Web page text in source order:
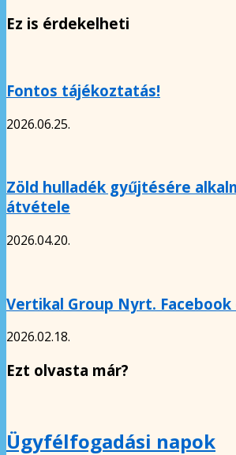
Ez is érdekelheti
Fontos tájékoztatás!
2026.06.25.
Zöld hulladék gyűjtésére
átvétele
2026.04.20.
Vertikal Group Nyrt.
2026.02.18.
Ezt olvasta már?
Ügyfélfogadási napok